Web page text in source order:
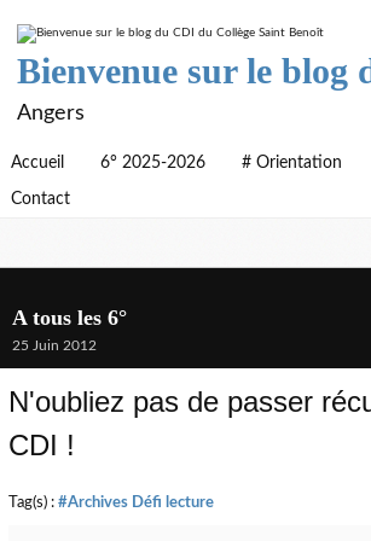
Bienvenue sur le blog
Angers
Accueil 6° 2025-2026 # Orientation
Contact
A tous les 6°
25 Juin 2012
N'oubliez pas de passer
CDI !
Tag(s) : #Archives Défi lecture